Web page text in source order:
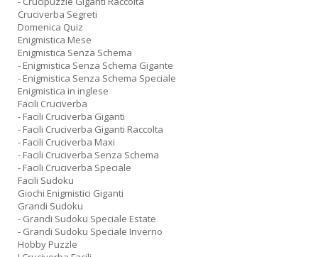
Cruciverba Segreti
Domenica Quiz
Enigmistica Mese
Enigmistica Senza Schema
- Enigmistica Senza Schema Gigante
- Enigmistica Senza Schema Speciale
Enigmistica in inglese
Facili Cruciverba
- Facili Cruciverba Giganti
- Facili Cruciverba Giganti Raccolta
- Facili Cruciverba Maxi
- Facili Cruciverba Senza Schema
- Facili Cruciverba Speciale
Facili Sudoku
Giochi Enigmistici Giganti
Grandi Sudoku
- Grandi Sudoku Speciale Estate
- Grandi Sudoku Speciale Inverno
Hobby Puzzle